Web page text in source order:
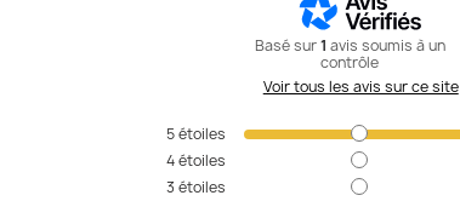
Basé sur1 avis soumis à un
contrôle
Voir tous les avis sur ce site
5étoiles
4étoiles
3 étoiles